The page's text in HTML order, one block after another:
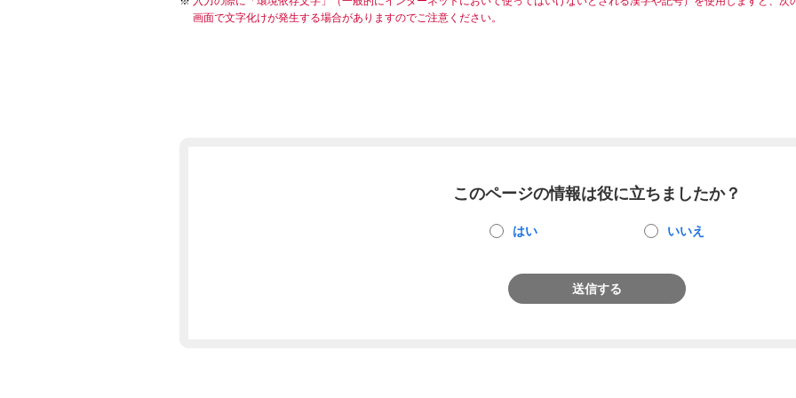
画面で文字化けが発生する場合がありますのでご注意ください。
このページの情報は役に立ちましたか？
はい いいえ
送信する